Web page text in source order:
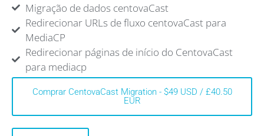
Migração de dados centovaCast
Redirecionar URLs de fluxo centovaCast para
MediaCP
Redirecionar páginas de início do CentovaCast
para mediacp
Comprar CentovaCast Migration - $49 USD / £40.50
EUR